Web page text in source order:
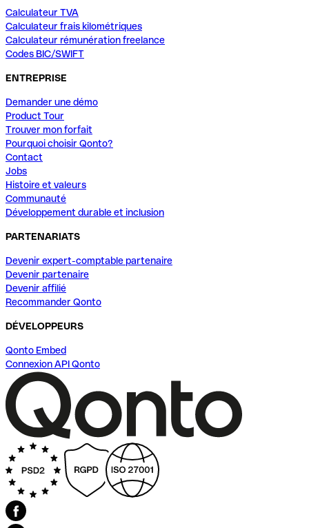
Calculateur TVA
Calculateur frais kilométriques
Calculateur rémunération freelance
Codes BIC/SWIFT
ENTREPRISE
Demander une démo
Product Tour
Trouver mon forfait
Pourquoi choisir Qonto?
Contact
Jobs
Histoire et valeurs
Communauté
Développement durable et inclusion
PARTENARIATS
Devenir expert-comptable partenaire
Devenir partenaire
Devenir affilié
Recommander Qonto
DÉVELOPPEURS
Qonto Embed
Connexion API Qonto